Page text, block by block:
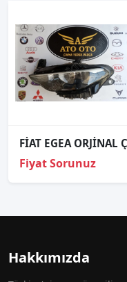
Fiyat Sorunuz
Hakkımızda